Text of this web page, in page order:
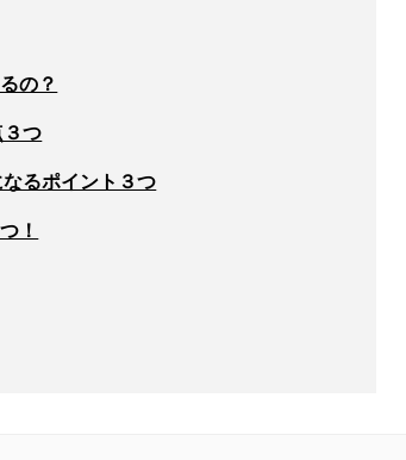
の？
３つ
るポイント３つ
！